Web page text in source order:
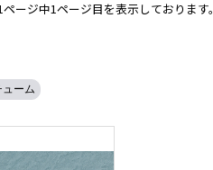
ージ中1ページ目を表示しております。
ューム